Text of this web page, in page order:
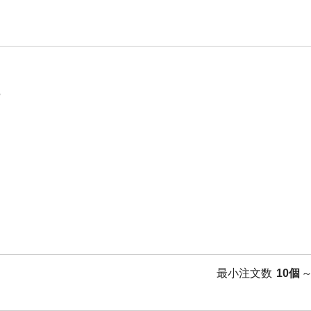
最小注文数 10個